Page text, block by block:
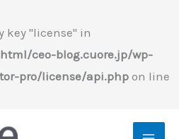
key "license" in
ceo-blog.cuore.jp/wp-
pro/license/api.php on line